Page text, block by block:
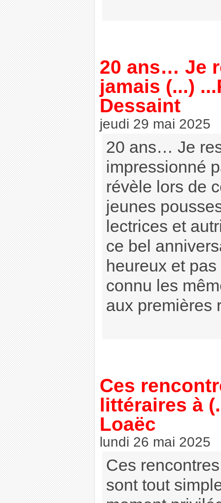
20 ans… Je
jamais (...)
Dessaint
jeudi 29 mai 2025
20 ans… Je
impressionné
révèle lors de
jeunes
lectrices et
ce bel
heureux et pas
connu les
aux
Ces
littéraires à
Loaëc
lundi 26 mai 2025
Ces
sont tout